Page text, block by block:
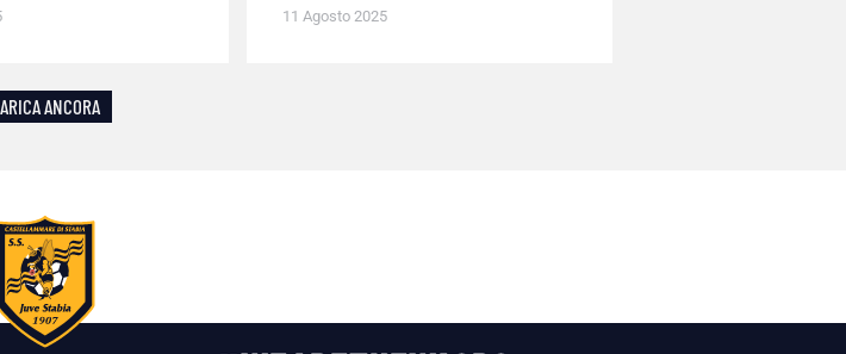
11 Agosto 2025
ANCORA